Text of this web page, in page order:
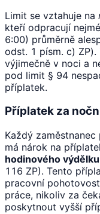
Limit se vztahuje na
kteří odpracují
6:00) průměrně
odst. 1 písm. c)
výjimečně v noci a
pod limit § 94
příplatek.
Příplatek za
Každý
má nárok na
hodinového výdělku
116 ZP). Tento
pracovní
práce, nikoliv za
poskytnout vyšší